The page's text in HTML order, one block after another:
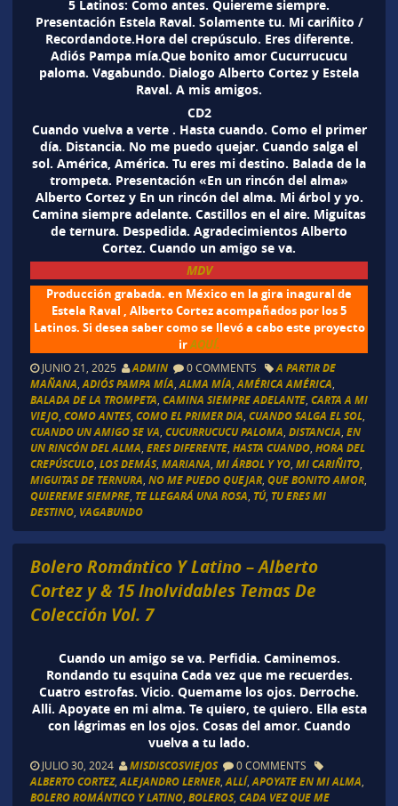
5 Latinos: Como antes. Quiereme siempre.
Presentación Estela Raval. Solamente tu. Mi cariñito /
Recordandote.Hora del crepúsculo. Eres diferente.
Adiós Pampa mía.Que bonito amor Cucurrucucu
paloma. Vagabundo. Dialogo Alberto Cortez y Estela
Raval. A mis amigos.
CD2
Cuando vuelva a verte . Hasta cuando. Como el primer
día. Distancia. No me puedo quejar. Cuando salga el
sol. América, América. Tu eres mi destino. Balada de la
trompeta. Presentación «En un rincón del alma»
Alberto Cortez y En un rincón del alma. Mi árbol y yo.
Camina siempre adelante. Castillos en el aire. Miguitas
de ternura. Despedida. Agradecimientos Alberto
Cortez. Cuando un amigo se va.
MDV
Producción grabada. en México en la gira inagural de
Estela Raval , Alberto Cortez acompañados por los 5
Latinos. Si desea saber como se llevó a cabo este proyecto
irAQUÍ.
JUNIO 21, 2025 ADMIN 0 COMMENTS
A PARTIR DE
MAÑANA ADIÓS PAMPA MÍA ALMA MÍA AMÉRICA AMÉRICA
BALADA DE LA TROMPETA CAMINA SIEMPRE ADELANTE, CARTA A MI
VIEJO, COMO ANTES, COMO EL PRIMER DIA CUANDO SALGA EL SOL,
CUANDO UN AMIGO SE VA CUCURRUCUCU PALOMA DISTANCIA EN
UN RINCÓN DEL ALMA ERES DIFERENTE, HASTA CUANDO, HORA DEL
CREPÚSCULO, LOS DEMÁS, MARIANA MI ÁRBOL Y YO, MI CARIÑITO,
MIGUITAS DE TERNURA NO ME PUEDO QUEJAR, QUE BONITO AMOR,
QUIEREME SIEMPRE, TE LLEGARÁ UNA ROSA TÚ, TU ERES MI
DESTINO, VAGABUNDO
Bolero Romántico Y Latino – Alberto
Cortez y & 15 Inolvidables Temas De
Colección Vol. 7
Cuando un amigo se va. Perfidia. Caminemos.
Rondando tu esquina Cada vez que me recuerdes.
Cuatro estrofas. Vicio. Quemame los ojos. Derroche.
Alli. Apoyate en mi alma. Te quiero, te quiero. Ella esta
con lágrimas en los ojos. Cosas del amor. Cuando
vuelva a tu lado.
JULIO 30, 2024 MISDISCOSVIEJOS 0 COMMENTS
ALBERTO CORTEZ, ALEJANDRO LERNER, ALLÍ, APOYATE EN MI ALMA
BOLERO ROMÁNTICO Y LATINO, BOLEROS, CADA VEZ QUE ME